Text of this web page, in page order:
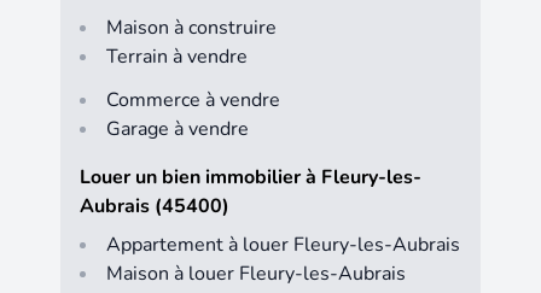
Maison à construire
Terrain à vendre
Commerce à vendre
Garage à vendre
Louer un bien immobilier à Fleury-les-
Aubrais (45400)
Appartement à louer Fleury-les-Aubrais
Maison à louer Fleury-les-Aubrais